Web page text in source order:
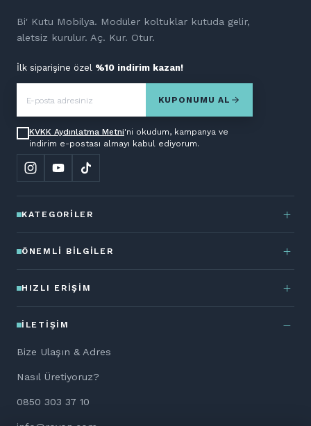
Bi' Kutu Mobilya. Modüler koltuklar kutuda gelir,
aletsiz kurulur. Aç. Kur. Otur.
İlk siparişine özel %10 indirim kazan!
KUPONUMU AL
KVKK Aydınlatma Metni'ni okudum, kampanya ve
indirim e-postası almayı kabul ediyorum.
KATEGORILER
ÖNEMLI BILGILER
HIZLI ERIŞIM
İLETIŞIM
Bize Ulaşın & Adres
Nasıl Üretiyoruz?
0850 303 37 10